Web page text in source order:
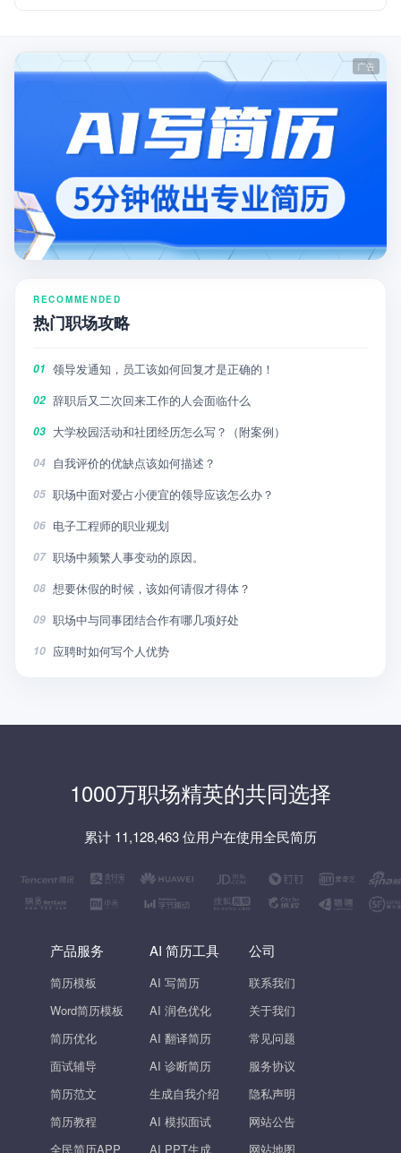
RECOMMENDED
热门职场攻略
01 领导发通知，员工该如何回复才是正确的！
02 辞职后又二次回来工作的人会面临什么
03 大学校园活动和社团经历怎么写？（附案例）
04 自我评价的优缺点该如何描述？
05 职场中面对爱占小便宜的领导应该怎么办？
06 电子工程师的职业规划
07 职场中频繁人事变动的原因。
08 想要休假的时候，该如何请假才得体？
09 职场中与同事团结合作有哪几项好处
10 应聘时如何写个人优势
1000万职场精英的共同选择
累计 11,128,463 位用户在使用全民简历
产品服务
简历模板
Word简历模板
简历优化
面试辅导
简历范文
简历教程
全民简历APP
AI 简历工具
AI 写简历
AI 润色优化
AI 翻译简历
AI 诊断简历
生成自我介绍
AI 模拟面试
AI PPT生成
公司
联系我们
关于我们
常见问题
服务协议
隐私声明
网站公告
网站地图